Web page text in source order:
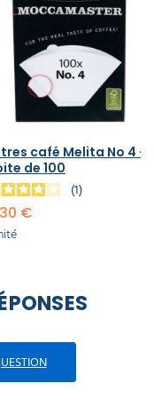
café Melita No 4 -
de 100
1
€